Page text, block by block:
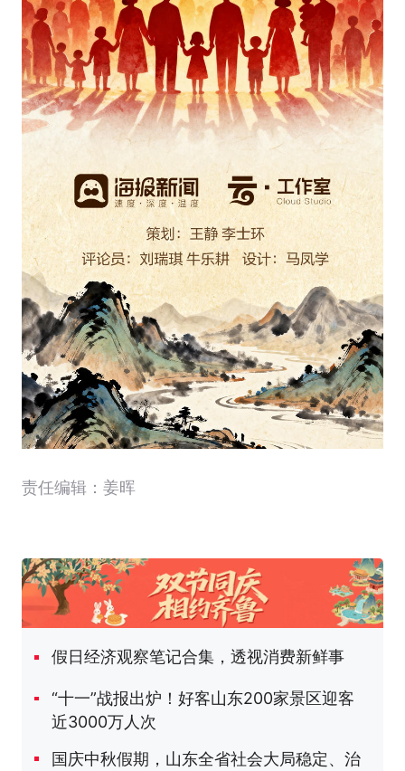
责任编辑：姜晖
假日经济观察笔记合集，透视消费新鲜事
“十一”战报出炉！好客山东200家景区迎客
近3000万人次
国庆中秋假期，山东全省社会大局稳定、治